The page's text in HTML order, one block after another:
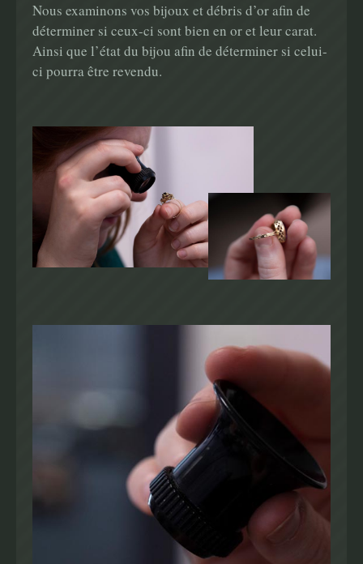
Nous examinons vos bijoux et débris d’or afin de
déterminer si ceux-ci sont bien en or et leur carat.
Ainsi que l’état du bijou afin de déterminer si celui-
ci pourra être revendu.
navigation